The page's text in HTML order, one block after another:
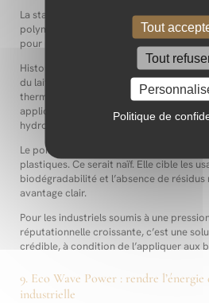
Tout
Tout
Politique de
La startup française Lactips développe
polymère naturel, biosourcé,
pour ne pas générer de microplastiques
Historiquement issue de travaux autour
du lait, Lactips industrialise aujourd’hui
thermoplastiques destinés à remplacer
applications ciblées : emballages,
hydrosolubles, produits de détergence,
Le point important est là : Lactips ne
plastiques. Ce serait naïf. Elle cible les
biodégradabilité et l’absence de
avantage clair.
Pour les industriels soumis à une
réputationnelle croissante, c’est une
crédible, à condition de l’appliquer aux
9. Eco Wave Power : rendre l’énergie
industrielle